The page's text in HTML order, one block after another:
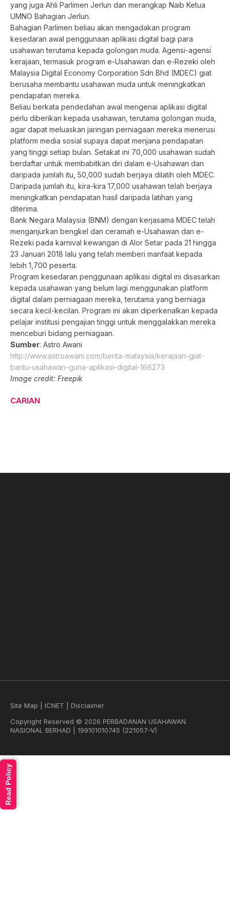
yang juga Ahli Parlimen Jerlun dan merangkap Naib Ketua
UMNO Bahagian Jerlun.
Bahagian Parlimen beliau akan mengadakan program
kesedaran awal penggunaan aplikasi digital bagi para
usahawan terutama kepada golongan muda. Agensi-agensi
kerajaan, termasuk program e-Usahawan dan e-Rezeki oleh
Malaysia Digital Economy Corporation Sdn Bhd (MDEC) giat
berusaha membantu usahawan muda untuk meningkatkan
pendapatan mereka.
Beliau berkata pendedahan awal mengenai aplikasi digital
perlu diberikan kepada usahawan, terutama golongan muda,
agar dapat meluaskan jaringan perniagaan mereka menerusi
platform media sosial supaya dapat menjana pendapatan
yang tinggi setiap bulan. Setakat ini 70,000 usahawan sudah
berdaftar untuk membabitkan diri dalam e-Usahawan dan
daripada jumlah itu, 50,000 sudah berjaya dilatih oleh MDEC.
Daripada jumlah itu, kira-kira 17,000 usahawan telah berjaya
meningkatkan pendapatan hasil daripada latihan yang
diterima.
Bank Negara Malaysia (BNM) dengan kerjasama MDEC telah
menganjurkan bengkel dan ceramah e-Usahawan dan e-
Rezeki pada karnival kewangan di Alor Setar pada 21 hingga
23 Januari 2018 lalu yang telah memberi manfaat kepada
lebih 1,700 peserta.
Program kesedaran penggunaan aplikasi digital ini disasarkan
kepada usahawan yang belum lagi menggunakan platform
digital dalam perniagaan mereka, terutama yang berniaga
secara kecil-kecilan. Program ini akan diperkenalkan kepada
pelajar institusi pengajian tinggi untuk menggalakkan mereka
menceburi bidang perniagaan.
Sumber: Astro Awani
http://www.astroawani.com/berita-malaysia/kerajaan-giat-
bantu-usahawan-guna-aplikasi-digital-166273
Image credit: Freepik
CARIAN
Site Map ICNET
Disclaimer
Copyright Reserved © 2026 PERBADANAN USAHAWAN
NASIONAL BERHAD | 199101010745 (221057-V)
Read Policy